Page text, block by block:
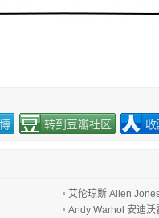
转到豆瓣社区
艾伦琼斯 Allen
Andy Warhol 安迪沃